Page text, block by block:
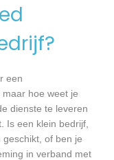
een
hoe weet je
dienste te leveren
Is een klein bedrijf,
of ben je
in verband met